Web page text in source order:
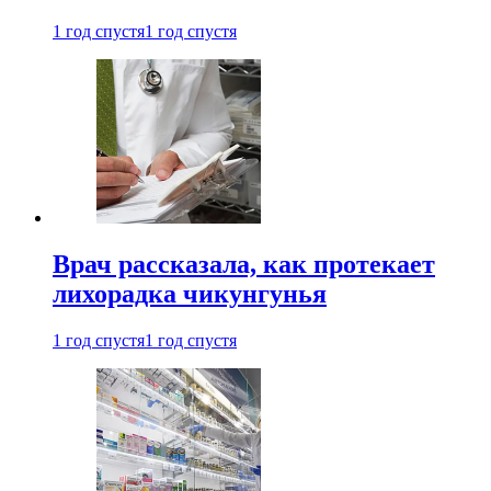
1 год спустя1 год спустя
Врач рассказала, как протекает
лихорадка чикунгунья
1 год спустя1 год спустя